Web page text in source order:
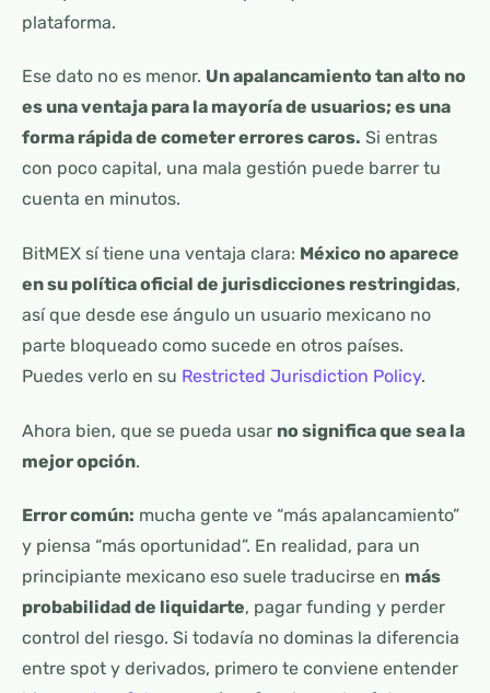
plataforma.
Ese dato no es menor. Un apalancamiento tan alto no
es una ventaja para la mayoría de usuarios; es una
forma rápida de cometer errores caros. Si entras
con poco capital, una mala gestión puede barrer tu
cuenta en minutos.
BitMEX sí tiene una ventaja clara: México no aparece
en su política oficial de jurisdicciones restringidas,
así que desde ese ángulo un usuario mexicano no
parte bloqueado como sucede en otros países.
Puedes verlo en su Restricted Jurisdiction Policy.
Ahora bien, que se pueda usar no significa que sea la
mejor opción.
Error común: mucha gente ve “más apalancamiento”
y piensa “más oportunidad”. En realidad, para un
principiante mexicano eso suele traducirse en más
probabilidad de liquidarte, pagar funding y perder
control del riesgo. Si todavía no dominas la diferencia
entre spot y derivados, primero te conviene entender